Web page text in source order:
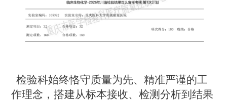
检验科始终恪守质量为先、精准严谨的工
作理念，搭建从标本接收、检测分析到结果